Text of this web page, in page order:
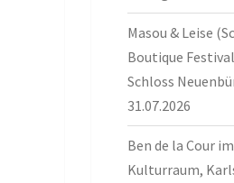
Masou & Leise
Boutique
Schloss
31.07.2026
Ben de la Cour
Kulturraum,